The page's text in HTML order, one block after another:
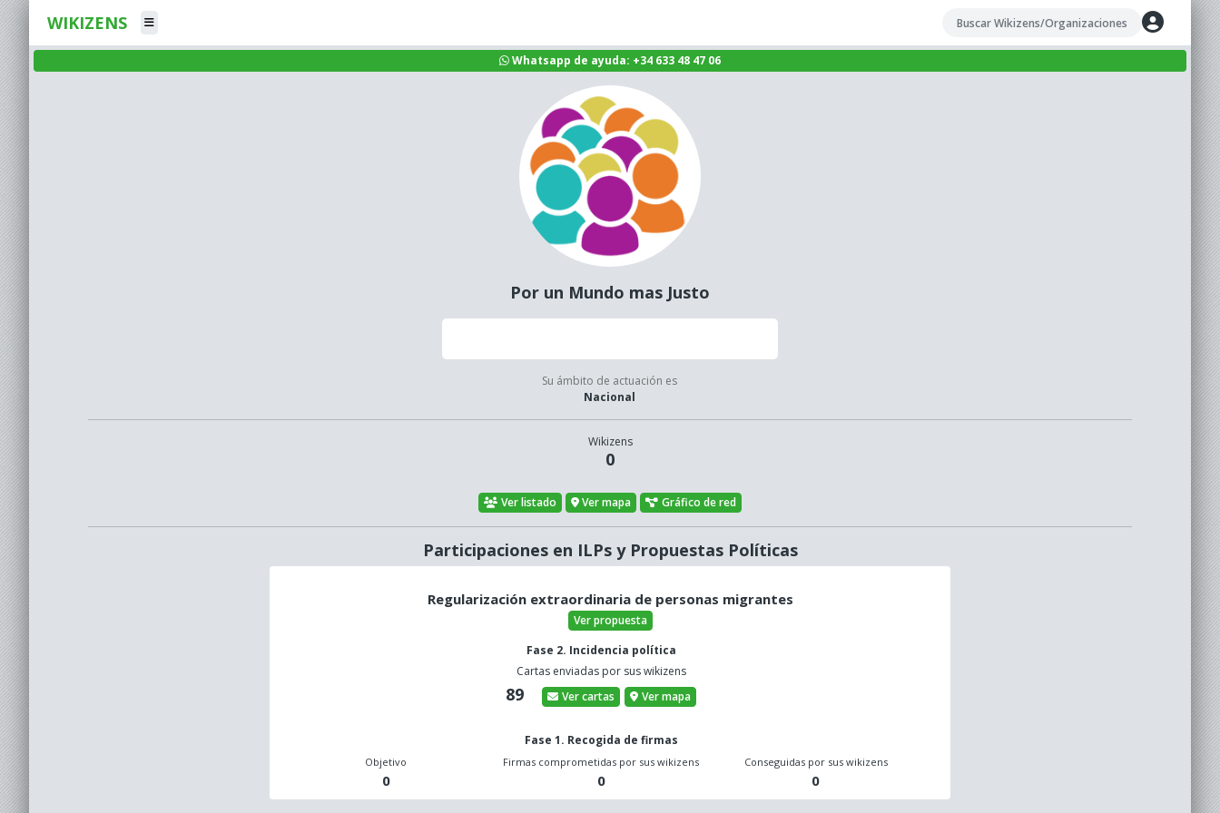
WIKIZENS
Whatsapp de ayuda: +34 633 48 47 06
Por un Mundo mas Justo
Su ámbito de actuación es
Nacional
Wikizens
0
Ver listado Ver mapa Gráfico de red
Participaciones en ILPs y Propuestas Políticas
Regularización extraordinaria de personas migrantes
Ver propuesta
Fase 2. Incidencia política
Cartas enviadas por sus wikizens
89 Ver cartas Ver mapa
Fase 1. Recogida de firmas
Objetivo
0
Firmas comprometidas por sus wikizens
0
Conseguidas por sus wikizens
0